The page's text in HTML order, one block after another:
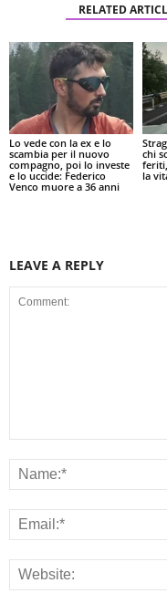
RELATED
Lo vede con la ex e lo
scambia per il nuovo
compagno, poi lo investe
e lo uccide: Federico
Venco muore a 36 anni
chi
la
LEAVE A REPLY